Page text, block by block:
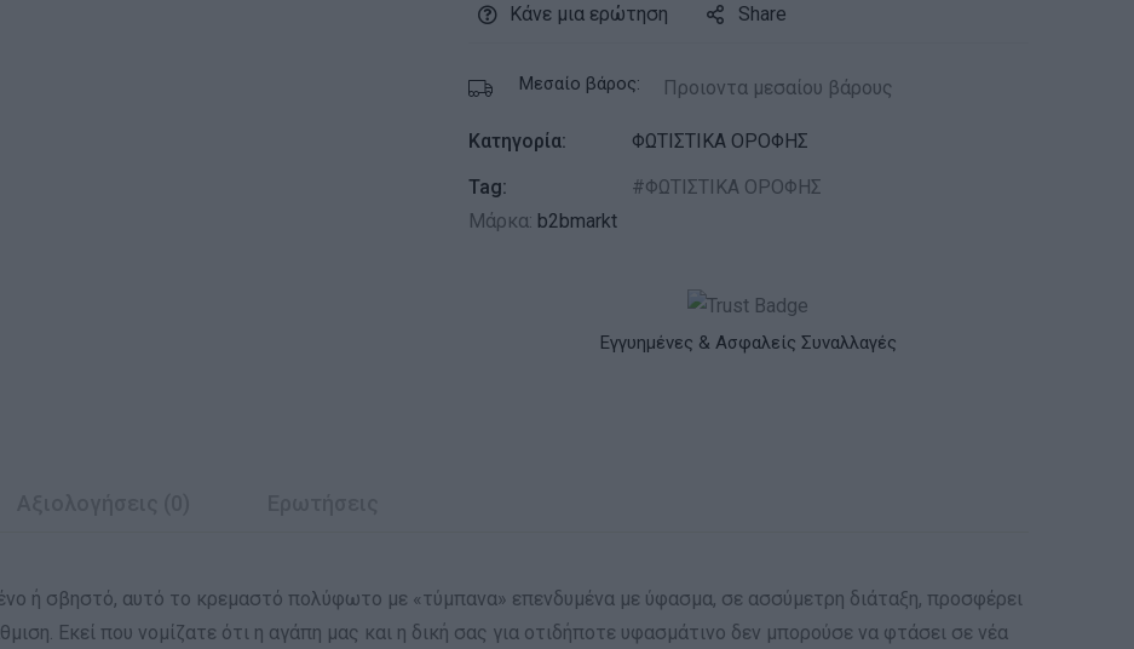
Κάνε μια ερώτηση
Share
Μεσαίο βάρος: Προιοντα μεσαίου βάρους
Κατηγορία:
ΦΩΤΙΣΤΙΚΑ ΟΡΟΦΗΣ
Tag:
ΦΩΤΙΣΤΙΚΑ ΟΡΟΦΗΣ
Μάρκα: b2bmarkt
Εγγυημένες & Ασφαλείς Συναλλαγές
ή σβηστό, αυτό το κρεμαστό πολύφωτο με «τύμπανα» επενδυμένα με ύφασμα, σε ασσύμετρη διάταξη, προσφέρει
Εκεί που νομίζατε ότι η αγάπη μας και η δική σας για οτιδήποτε υφασμάτινο δεν μπορούσε να φτάσει σε νέα